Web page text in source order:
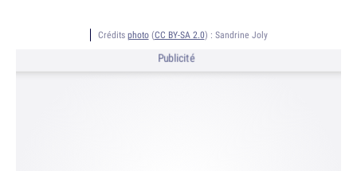
Crédits photo(CC BY-SA 2.0) : Sandrine Joly
Publicité